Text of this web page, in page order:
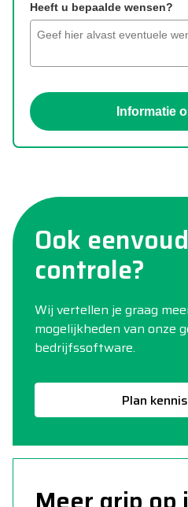
Heeft u bepaalde wensen?
Informatie
Ook
controle?
Wij vertellen je graag
mogelijkheden van onze
bedrijfssoftware.
Plan